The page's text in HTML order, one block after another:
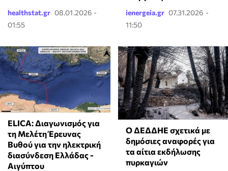
healthstat.gr 08.01.2026 -
01:55
ienergeia.gr 07.31.2026 -
11:50
ELICA: Διαγωνισμός για
τη Μελέτη Έρευνας
Βυθού για την ηλεκτρική
διασύνδεση Ελλάδας -
Αιγύπτου
Ο ΔΕΔΔΗΕ σχετικά με
δημόσιες αναφορές για
τα αίτια εκδήλωσης
πυρκαγιών